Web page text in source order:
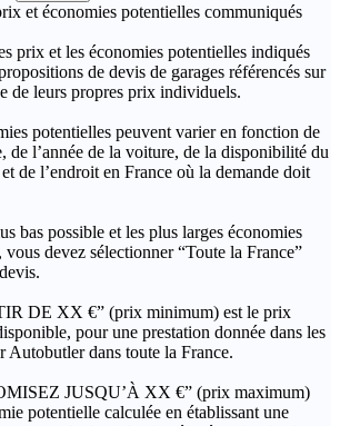
et économies potentielles communiqués
prix et les économies potentielles indiqués
de devis de garages référencés sur
de leurs propres prix individuels.
potentielles peuvent varier en fonction de
de l’année de la voiture, de la disponibilité du
de l’endroit en France où la demande doit
bas possible et les plus larges économies
vous devez sélectionner “Toute la France”
DE XX €” (prix minimum) est le prix
pour une prestation donnée dans les
Autobutler dans toute la France.
JUSQU’À XX €” (prix maximum)
potentielle calculée en établissant une